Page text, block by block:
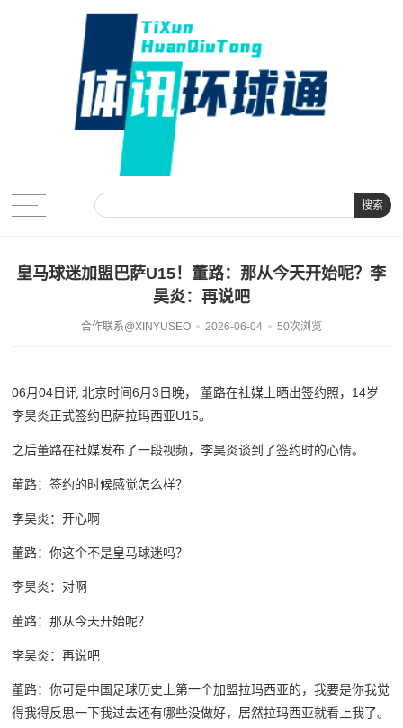
搜索
皇马球迷加盟巴萨U15！董路：那从今天开始呢？李
昊炎：再说吧
合作联系@XINYUSEO 2026-06-04 50次浏览
06月04日讯 北京时间6月3日晚， 董路在社媒上晒出签约照，14岁
李昊炎正式签约巴萨拉玛西亚U15。
之后董路在社媒发布了一段视频，李昊炎谈到了签约时的心情。
董路：签约的时候感觉怎么样？
李昊炎：开心啊
董路：你这个不是皇马球迷吗？
李昊炎：对啊
董路：那从今天开始呢？
李昊炎：再说吧
董路：你可是中国足球历史上第一个加盟拉玛西亚的，我要是你我觉
得我得反思一下我过去还有哪些没做好，居然拉玛西亚就看上我了。